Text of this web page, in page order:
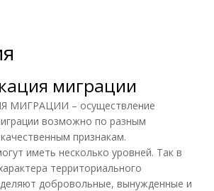
миграции
МИГРАЦИИ – осуществление
возможно по разным
признакам.
иметь несколько уровней. Так в
территориального
добровольные, вынужденные и